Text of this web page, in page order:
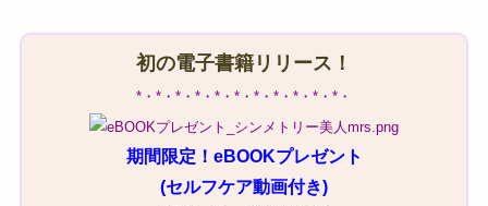
初の電子書籍リリース！
*・*・*・*・*・*・*・*・*・*・*・
期間限定！eBOOKプレゼント
(セルフケア動画付き)